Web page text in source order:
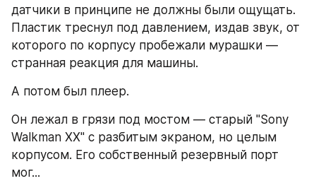
датчики в принципе не должны были ощущать.
Пластик треснул под давлением, издав звук, от
которого по корпусу пробежали мурашки —
странная реакция для машины.
А потом был плеер.
Он лежал в грязи под мостом — старый "Sony
Walkman XX" с разбитым экраном, но целым
корпусом. Его собственный резервный порт
мог...